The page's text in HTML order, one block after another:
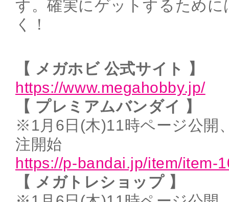
す。確実にゲットするため
く！
【 メガホビ 公式サイト 】
https://www.megahobby.jp/
【 プレミアムバンダイ 】
※1月6日(木)11時ページ公開
注開始
https://p-bandai.jp/item/item-
【 メガトレショップ 】